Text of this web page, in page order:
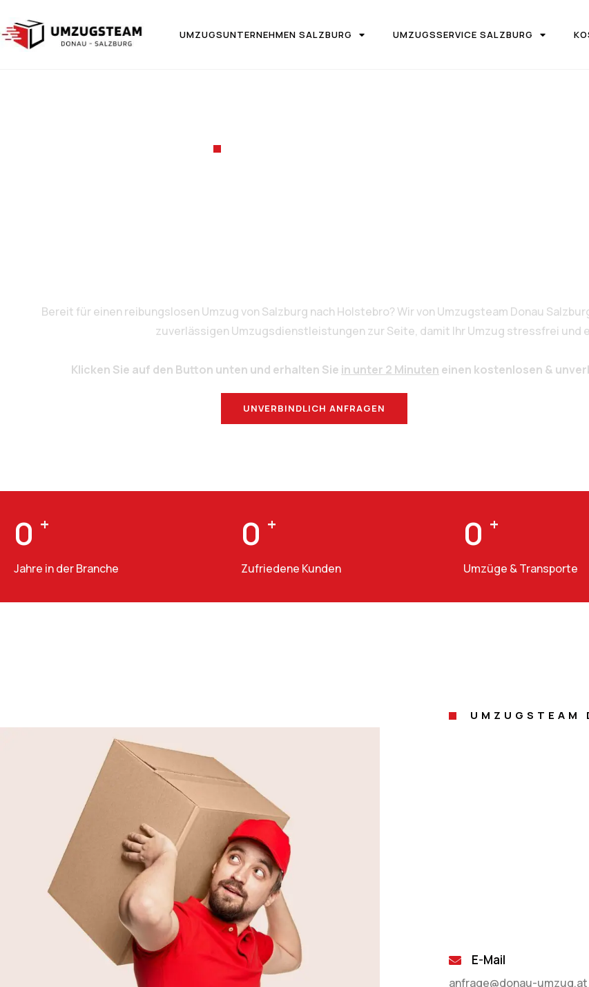
UMZUGSUNTERNEHMEN SALZBURG UMZUGSSERVICE SALZBURG
Bereit für einen reibungslosen Umzug von Salzburg nach Holstebro? Wir von Umzugsteam Donau
zuverlässigen Umzugsdienstleistungen zur Seite, damit Ihr Umzug stressfrei und
Klicken Sie auf den Button unten und erhalten Sie in unter 2 Minuten einen kostenlosen &
UNVERBINDLICH ANFRAGEN
0 +
Jahre in der Branche
0 +
Zufriedene Kunden
0 +
Umzüge & Transporte
UMZUGSTEAM
E-Mail
anfrage@donau-umzug.at